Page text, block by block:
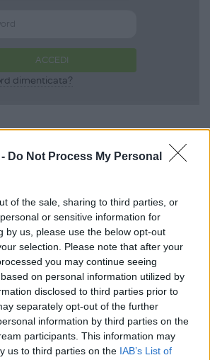
Do Not Process My Personal
of the sale, sharing to third parties, or
or sensitive information for
by us, please use the below opt-out
selection. Please note that after your
you may continue seeing
on personal information utilized by
disclosed to third parties prior to
separately opt-out of the further
information by third parties on the
participants. This information may
us to third parties on the IAB’s List of
ACCEDI
dimenticata?
in
Biologico
Tinta Unita